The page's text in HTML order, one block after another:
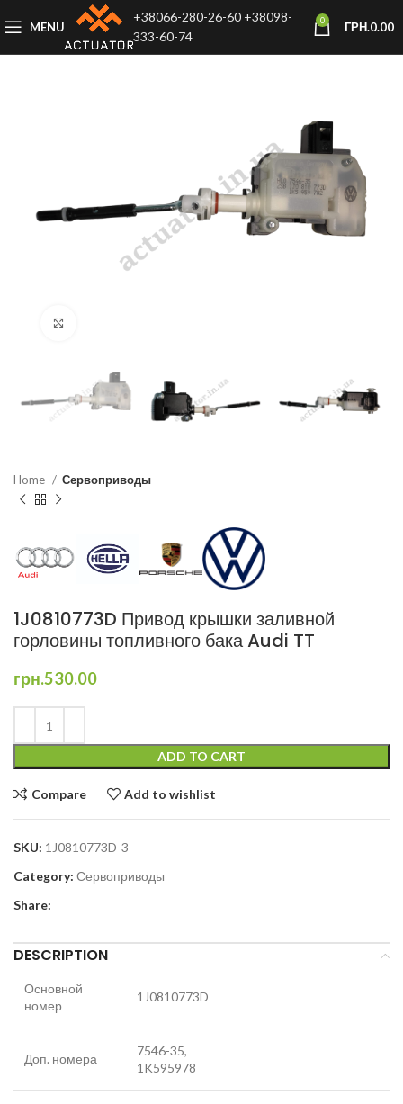
MENU
+38066-280-26-60 +38098-
333-60-74
0 ГРН.0.00
Home Сервоприводы
1J0810773D Привод крышки заливной
горловины топливного бака Audi TT
грн.530.00
ADD TO CART
Compare Add to wishlist
SKU: 1J0810773D-3
Category: Сервоприводы
Share:
DESCRIPTION
Основной
номер
1J0810773D
Доп. номера
7546-35,
1K595978